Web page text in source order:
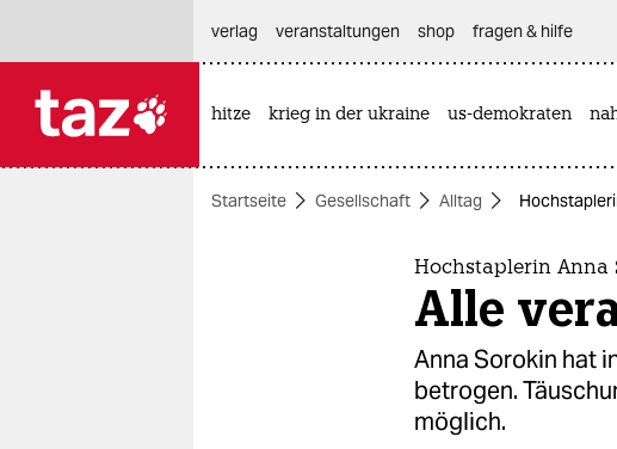
themen
verlag
veranstaltungen shop fragen & hilfe
hitze krieg in der ukraine us-demokraten
Startseite Gesellschaft Alltag
Hochstaplerin Anna
Alle
Anna Sorokin hat
betrogen.
möglich.